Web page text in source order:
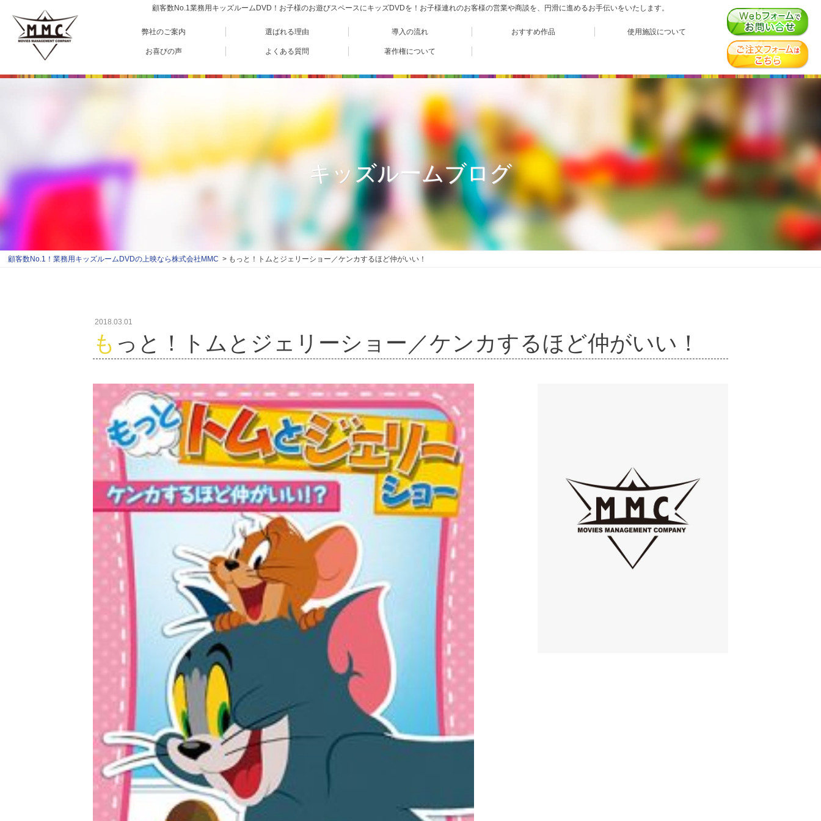
顧客数No.1業務用キッズルームDVD！お子様のお遊びスペースにキッズDVDを！お子様連れのお客様の営業や商談を、円滑に進めるお手伝いをいたします。
弊社のご案内 選ばれる理由 導入の流れ おすすめ作品 使用施設について
お喜びの声 よくある質問 著作権について
キッズルームブログ
顧客数No.1！業務用キッズルームDVDの上映なら株式会社MMC もっと！トムとジェリーショー／ケンカするほど仲がいい！
2018.03.01
もっと！トムとジェリーショー／ケンカするほど仲がいい！